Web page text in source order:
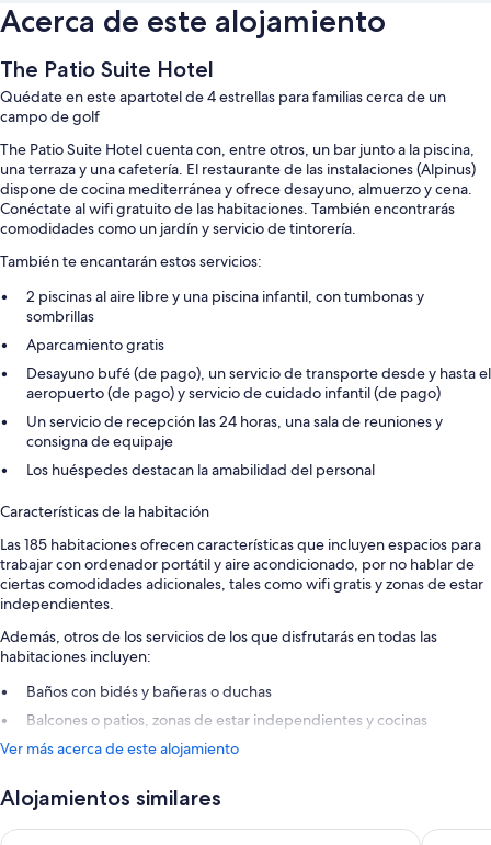
Acerca de este alojamiento
The Patio Suite Hotel
Quédate en este apartotel de 4 estrellas para familias cerca de un
campo de golf
The Patio Suite Hotel cuenta con, entre otros, un bar junto a la piscina,
una terraza y una cafetería. El restaurante de las instalaciones (Alpinus)
dispone de cocina mediterránea y ofrece desayuno, almuerzo y cena.
Conéctate al wifi gratuito de las habitaciones. También encontrarás
comodidades como un jardín y servicio de tintorería.
También te encantarán estos servicios:
2 piscinas al aire libre y una piscina infantil, con tumbonas y
sombrillas
Aparcamiento gratis
Desayuno bufé (de pago), un servicio de transporte desde y hasta el
aeropuerto (de pago) y servicio de cuidado infantil (de pago)
Un servicio de recepción las 24 horas, una sala de reuniones y
consigna de equipaje
Los huéspedes destacan la amabilidad del personal
Características de la habitación
Las 185 habitaciones ofrecen características que incluyen espacios para
trabajar con ordenador portátil y aire acondicionado, por no hablar de
ciertas comodidades adicionales, tales como wifi gratis y zonas de estar
independientes.
Además, otros de los servicios de los que disfrutarás en todas las
habitaciones incluyen:
Baños con bidés y bañeras o duchas
Balcones o patios, zonas de estar independientes y cocinas
Ver más acerca de este alojamiento
Alojamientos similares
Holiday Inn Algarve Albufeira by IHG Jupiter